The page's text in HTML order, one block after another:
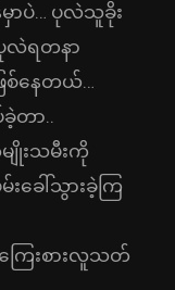
ာပဲ… ပုလဲသူခိုး
ပုလဲရတနာ
စ်နေတယ်…
တာ..
ျိုးသမီးကို
ေါ်သွားခဲ့ကြ
ြေးစားလူသတ်